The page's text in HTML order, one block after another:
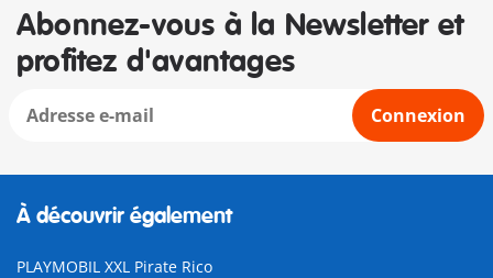
Abonnez-vous à la Newsletter et
profitez d'avantages
Connexion
À découvrir également
PLAYMOBIL XXL Pirate Rico